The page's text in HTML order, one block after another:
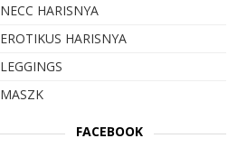
NECC HARISNYA
EROTIKUS HARISNYA
LEGGINGS
MASZK
FACEBOOK